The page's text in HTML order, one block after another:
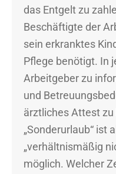
das Entgelt zu
Beschäftigte der
sein erkranktes
Pflege benötigt. In
Arbeitgeber zu
und
ärztliches Attest
„Sonderurlaub“ ist
„verhältnismäßig
möglich. Welcher